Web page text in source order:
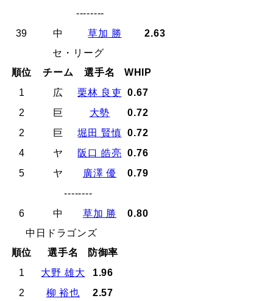
--------
39
中 草加 勝
2.63
セ・リーグ
順位
チーム 選手名
WHIP
1
広 栗林 良吏
0.67
2
巨 大勢
0.72
2
巨 堀田 賢慎
0.72
4
ヤ 阪口 皓亮
0.76
5
ヤ 廣澤 優
0.79
--------
6
中 草加 勝
0.80
中日ドラゴンズ
順位
選手名
防御率
1
大野 雄大
1.96
2
柳 裕也
2.57